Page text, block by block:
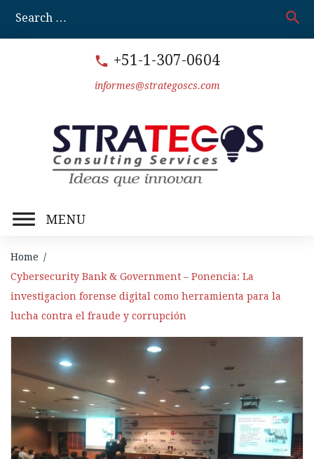
content
search
call +51-1-307-0604
informes@strategoscs.com
MENU
Home /
Cybersecurity Bank & Government – Ponencia: La
investigacion forense digital como herramienta para la
lucha contra el fraude y corrupción